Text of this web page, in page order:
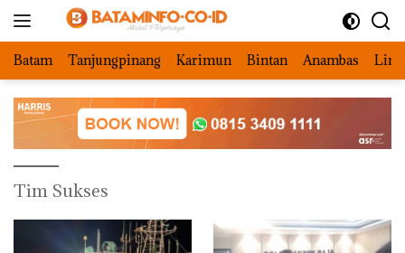
Batam Tanjungpinang Karimun Bintan Anambas
Tim Sukses